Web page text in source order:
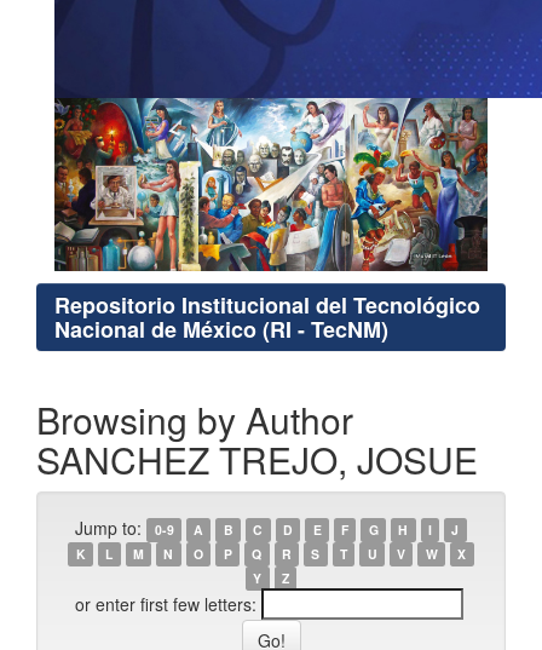
Repositorio Institucional del Tecnológico
Nacional de México (RI - TecNM)
Browsing by Author
SANCHEZ TREJO, JOSUE
Jump to: 0-9 A B C D E F G H I
J
K
L M N O P Q R S T U V W
X
Y
Z
or enter first few letters: